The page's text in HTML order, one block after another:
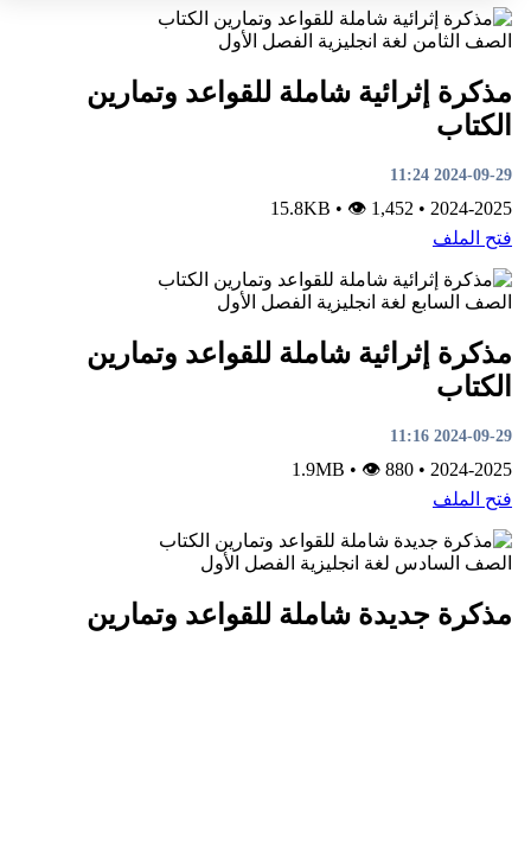
الصف الثامن لغة انجليزية الفصل الأول
مذكرة إثرائية شاملة للقواعد وتمارين
الكتاب
2024-09-29 11:24
2024-2025
•
15.8KB
•👁 1,452
فتح الملف
الصف السابع لغة انجليزية الفصل الأول
مذكرة إثرائية شاملة للقواعد وتمارين
الكتاب
2024-09-29 11:16
2024-2025
•
1.9MB
•👁 880
فتح الملف
الصف السادس لغة انجليزية الفصل الأول
مذكرة جديدة شاملة للقواعد وتمارين